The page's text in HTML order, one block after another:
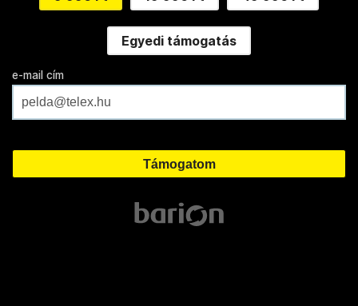
Egyedi támogatás
e-mail cím